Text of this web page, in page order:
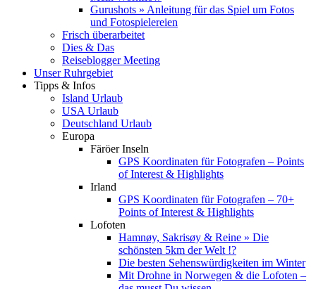
Gurushots » Anleitung für das Spiel um Fotos
und Fotospielereien
Frisch überarbeitet
Dies & Das
Reiseblogger Meeting
Unser Ruhrgebiet
Tipps & Infos
Island Urlaub
USA Urlaub
Deutschland Urlaub
Europa
Färöer Inseln
GPS Koordinaten für Fotografen – Points
of Interest & Highlights
Irland
GPS Koordinaten für Fotografen – 70+
Points of Interest & Highlights
Lofoten
Hamnøy, Sakrisøy & Reine » Die
schönsten 5km der Welt !?
Die besten Sehenswürdigkeiten im Winter
Mit Drohne in Norwegen & die Lofoten –